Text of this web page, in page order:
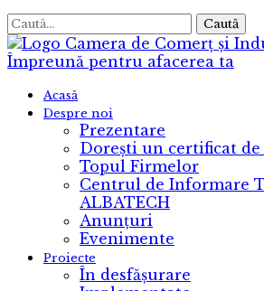
Caută
Camera de Comerț și
Împreună pentru afacerea ta
Acasă
Despre noi
Prezentare
Dorești un certificat de
Topul Firmelor
Centrul de Informare
ALBATECH
Anunțuri
Evenimente
Proiecte
În desfășurare